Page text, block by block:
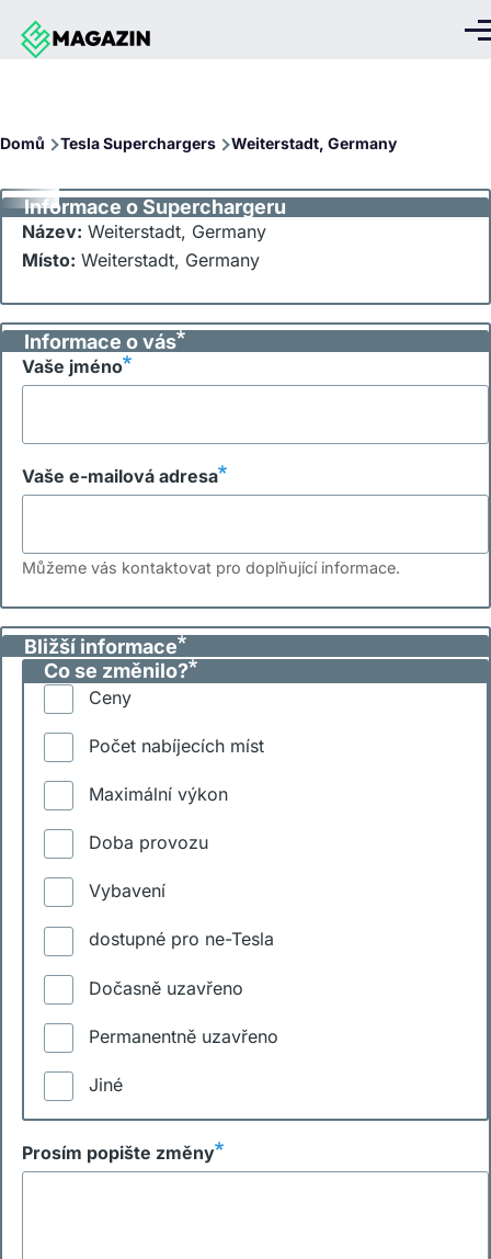
Přejít k hlavnímu obsahu
Domů Tesla Superchargers Weiterstadt, Germany
Informace o Superchargeru
Název: Weiterstadt, Germany
Místo: Weiterstadt, Germany
Informace o vás
Vaše jméno
Vaše e-mailová adresa
Můžeme vás kontaktovat pro doplňující informace.
Bližší informace
Co se změnilo?
Ceny
Počet nabíjecích míst
Maximální výkon
Doba provozu
Vybavení
dostupné pro ne-Tesla
Dočasně uzavřeno
Permanentně uzavřeno
Jiné
Prosím popište změny